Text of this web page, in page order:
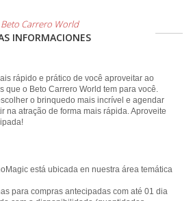
Beto Carrero World
INFORMACIONES
rápido e prático de você aproveitar ao
que o Beto Carrero World tem para você.
o brinquedo mais incrível e agendar
na atração de forma mais rápida. Aproveite
está ubicada en nuestra área temática
para compras antecipadas com até 01 dia